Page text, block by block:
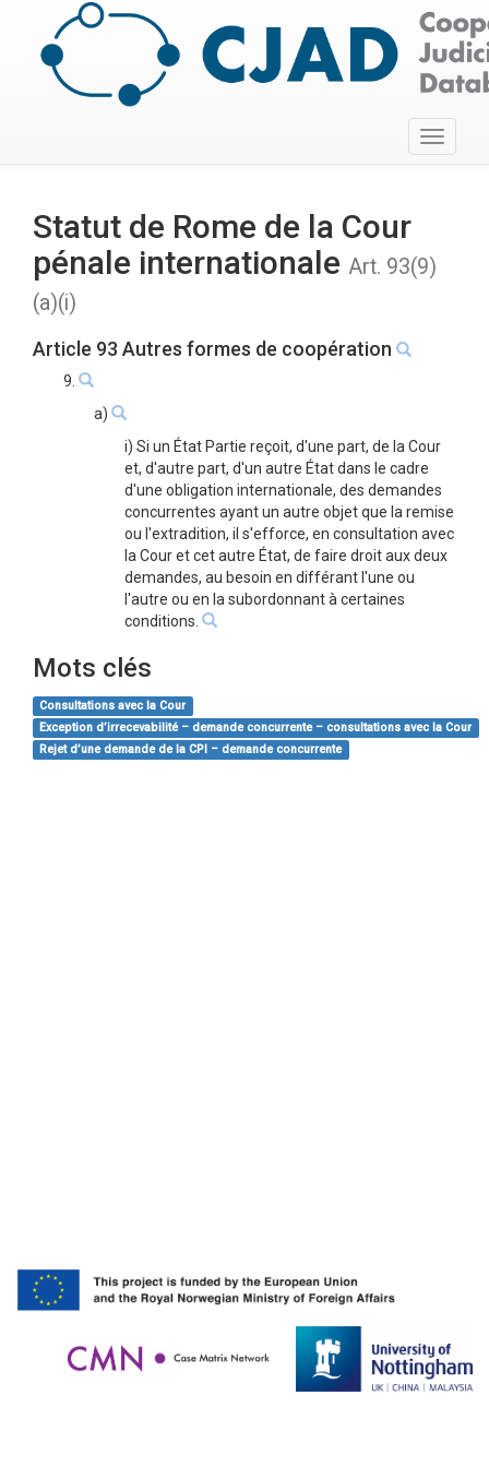
Toggle
Statut de Rome de la Cour
pénale internationale Art. 93(9)
(a)(i)
Article 93 Autres formes de coopération
9.
a)
i) Si un État Partie reçoit, d'une part, de la Cour
et, d'autre part, d'un autre État dans le cadre
d'une obligation internationale, des demandes
concurrentes ayant un autre objet que la remise
ou l'extradition, il s'efforce, en consultation avec
la Cour et cet autre État, de faire droit aux deux
demandes, au besoin en différant l'une ou
l'autre ou en la subordonnant à certaines
conditions.
Mots clés
Consultations avec la Cour
Exception d’irrecevabilité – demande concurrente – consultations avec la Cour
Rejet d’une demande de la CPI – demande concurrente